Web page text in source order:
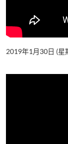
2019年1月30日 (星